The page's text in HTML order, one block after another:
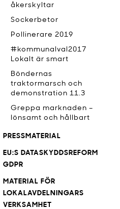
åkerskyltar
Sockerbetor
Pollinerare 2019
#kommunalval2017
Lokalt är smart
Böndernas
traktormarsch och
demonstration 11.3
Greppa marknaden –
lönsamt och hållbart
PRESSMATERIAL
EU:S DATASKYDDSREFORM
GDPR
MATERIAL FÖR
LOKALAVDELNINGARS
VERKSAMHET